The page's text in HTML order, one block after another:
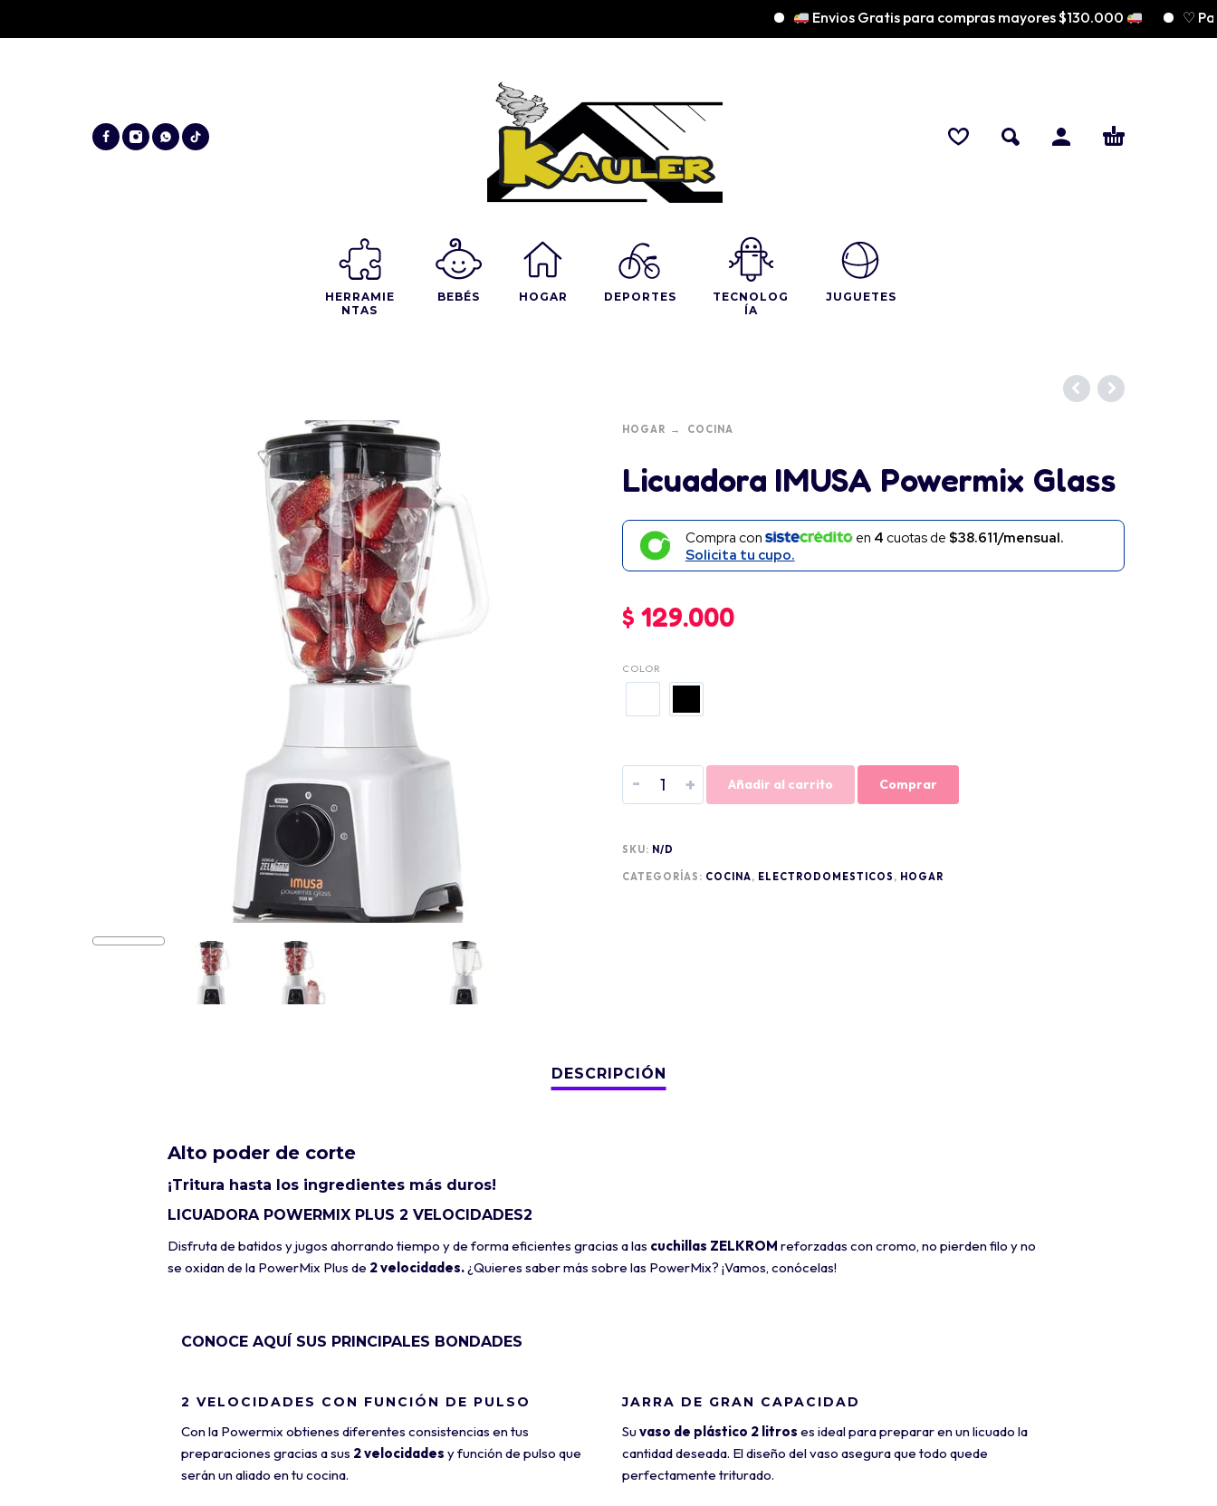
Envios Gratis para compras mayores $130.000 ♡ Paga a
HERRAMIE
NTAS
BEBÉS HOGAR DEPORTES
TECNOLOG
ÍA
JUGUETES
HOGAR COCINA
Licuadora IMUSA Powermix Glass
Compra con en 4 cuotas de $38.611/mensual.
Solicita tu cupo.
$ 129.000
COLOR
- + Añadir al carrito Comprar
SKU: N/D
CATEGORÍAS: COCINA, ELECTRODOMESTICOS , HOGAR
Alto poder de corte
¡Tritura hasta los ingredientes más duros!
LICUADORA POWERMIX PLUS 2 VELOCIDADES2
Disfruta de batidos y jugos ahorrando tiempo y de forma eficientes gracias a las cuchillas ZELKROM reforzadas con cromo, no pierden filo y no
se oxidan de la PowerMix Plus de 2 velocidades.¿Quieres saber más sobre las PowerMix? ¡Vamos, conócelas!
CONOCE AQUÍ SUS PRINCIPALES BONDADES
2 VELOCIDADES CON FUNCIÓN DE PULSO
Con la Powermix obtienes diferentes consistencias en tus
preparaciones gracias a sus 2 velocidades y función de pulso que
serán un aliado en tu cocina.
JARRA DE GRAN CAPACIDAD
Suvaso de plástico 2 litros es ideal para preparar en un licuado la
cantidad deseada. El diseño del vaso asegura que todo quede
perfectamente triturado.